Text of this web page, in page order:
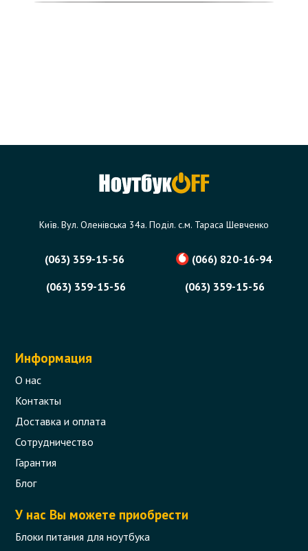
Київ. Вул. Оленівська 34а. Поділ. с.м. Тараса Шевченко
(063) 359-15-56
(066) 820-16-94
(063) 359-15-56
(063) 359-15-56
Информация
О нас
Контакты
Доставка и оплата
Сотрудничество
Гарантия
Блог
У нас Вы можете приобрести
Блоки питания для ноутбука